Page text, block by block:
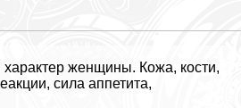
женщины. Кожа, кости,
сила аппетита,